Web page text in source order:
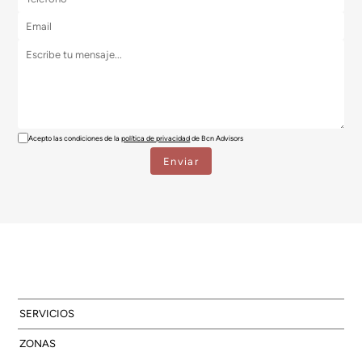
Acepto las condiciones de lapolítica de privacidadde Bcn Advisors
SERVICIOS
ZONAS